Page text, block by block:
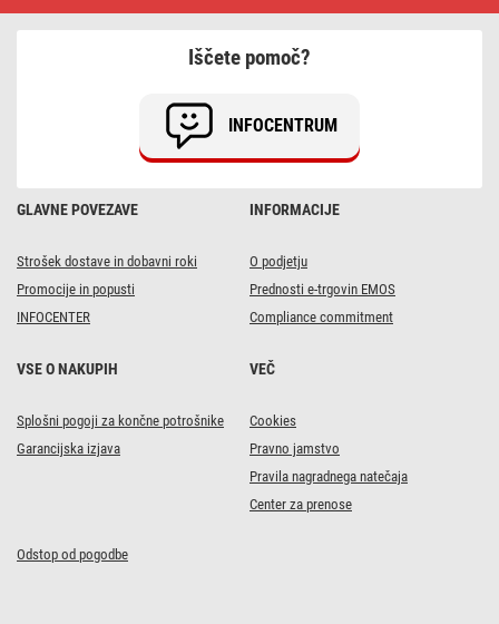
cherry
GLAVNE POVEZAVE
Strošek dostave in dobavni roki
Promocije in popusti
INFOCENTER
INFORMACIJE
O podjetju
Prednosti e-trgovin EMOS
Compliance commitment
VSE O NAKUPIH
Splošni pogoji za končne potrošnike
Garancijska izjava
VEČ
Cookies
Pravno jamstvo
Pravila nagradnega natečaja
Center za prenose
Odstop od pogodbe
Iščete pomoč?
INFOCENTRUM